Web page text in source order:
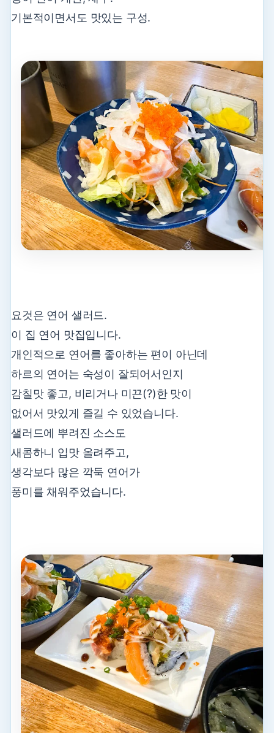
기본적이면서도 맛있는 구성.
요것은 연어 샐러드.
이 집 연어 맛집입니다.
개인적으로 연어를 좋아하는 편이 아닌데
하르의 연어는 숙성이 잘되어서인지
감칠맛 좋고, 비리거나 미끈(?)한 맛이
없어서 맛있게 즐길 수 있었습니다.
샐러드에 뿌려진 소스도
새콤하니 입맛 올려주고,
생각보다 많은 깍둑 연어가
풍미를 채워주었습니다.